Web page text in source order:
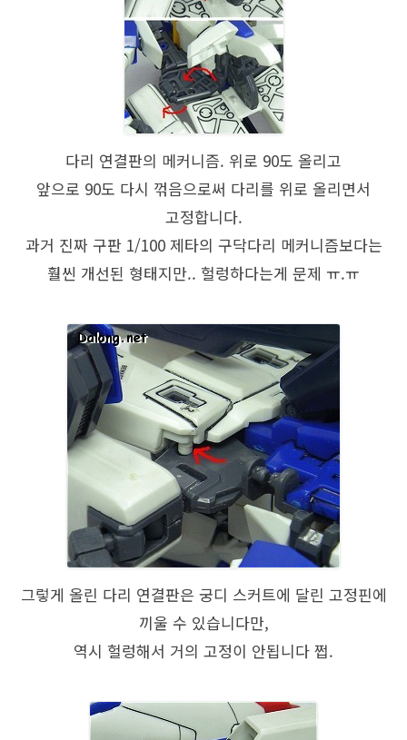
다리 연결판의 메커니즘. 위로 90도 올리고
앞으로 90도 다시 꺾음으로써 다리를 위로 올리면서
고정합니다.
과거 진짜 구판 1/100 제타의 구닥다리 메커니즘보다는
훨씬 개선된 형태지만.. 헐렁하다는게 문제 ㅠ.ㅠ
그렇게 올린 다리 연결판은 궁디 스커트에 달린 고정핀에
끼울 수 있습니다만,
역시 헐렁해서 거의 고정이 안됩니다 쩝.